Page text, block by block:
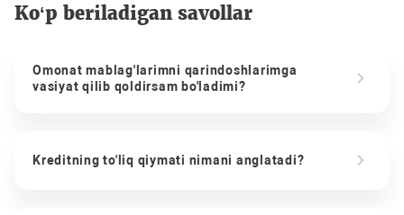
Ko‘p beriladigan savollar
Omonat mablag'larimni qarindoshlarimga
vasiyat qilib qoldirsam bo'ladimi?
Kreditning to'liq qiymati nimani anglatadi?